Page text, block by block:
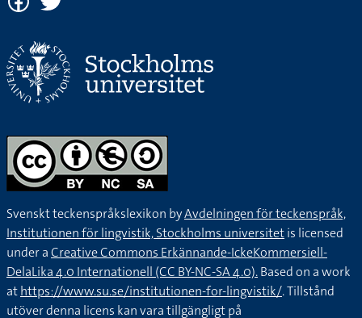
Svenskt teckenspråkslexikon byAvdelningen för teckenspråk,
Institutionen för lingvistik, Stockholms universitetis licensed
under aCreative Commons Erkännande-IckeKommersiell-
DelaLika 4.0 Internationell (CC BY-NC-SA 4.0).Based on a work
athttps://www.su.se/institutionen-for-lingvistik/. Tillstånd
utöver denna licens kan vara tillgängligt på